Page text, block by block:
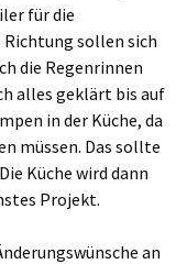
für die
sollen sich
die Regenrinnen
alles geklärt bis auf
in der Küche, da
müssen. Das sollte
Küche wird dann
Projekt.
an